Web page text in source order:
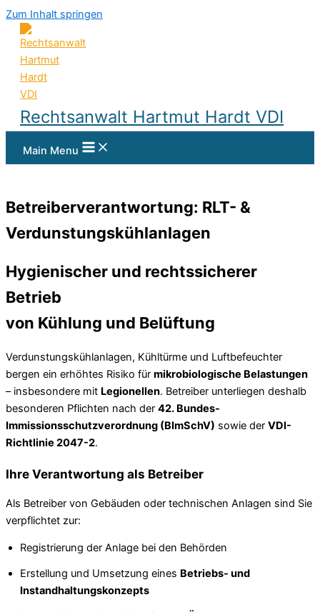
Zum Inhalt springen
Rechtsanwalt Hartmut Hardt VDI
Main Menu
Betreiberverantwortung: RLT- &
Verdunstungskühlanlagen
Hygienischer und rechtssicherer
Betrieb
von Kühlung und Belüftung
Verdunstungskühlanlagen, Kühltürme und Luftbefeuchter
bergen ein erhöhtes Risiko für mikrobiologische Belastungen
– insbesondere mit Legionellen. Betreiber unterliegen deshalb
besonderen Pflichten nach der 42. Bundes-
Immissionsschutzverordnung (BImSchV) sowie der VDI-
Richtlinie 2047-2.
Ihre Verantwortung als Betreiber
Als Betreiber von Gebäuden oder technischen Anlagen sind Sie
verpflichtet zur:
Registrierung der Anlage bei den Behörden
Erstellung und Umsetzung eines Betriebs- und
Instandhaltungskonzepts